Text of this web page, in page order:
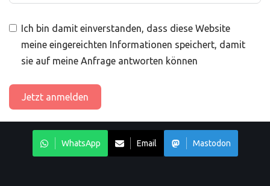
Ich bin damit einverstanden, dass diese Website
meine eingereichten Informationen speichert, damit
sie auf meine Anfrage antworten können
Jetzt anmelden
WhatsApp Email Mastodon